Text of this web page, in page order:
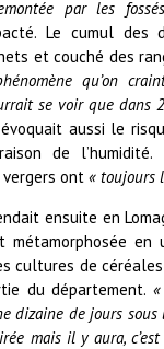
par les
Le cumul des
et couché des
qu’on
se voir que dans
aussi le
de l’humidité.
ont « toujours
ensuite en
métamorphosée en
cultures de
du département.
dizaine de jours sous
mais il y aura,